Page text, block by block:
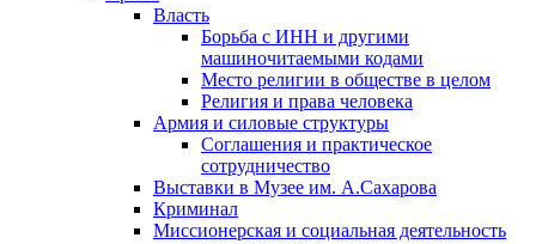
Власть
Борьба с ИНН и другими
машиночитаемыми кодами
Место религии в обществе в целом
Религия и права человека
Армия и силовые структуры
Соглашения и практическое
сотрудничество
Выставки в Музее им. А.Сахарова
Криминал
Миссионерская и социальная деятельность